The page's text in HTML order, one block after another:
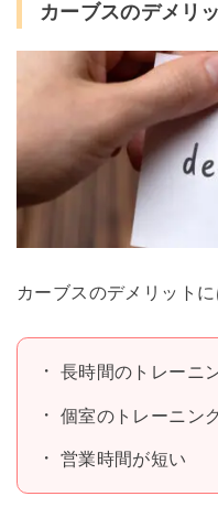
カーブスのデメリ
カーブスのデメリット
長時間のトレーニ
個室のトレーニン
営業時間が短い